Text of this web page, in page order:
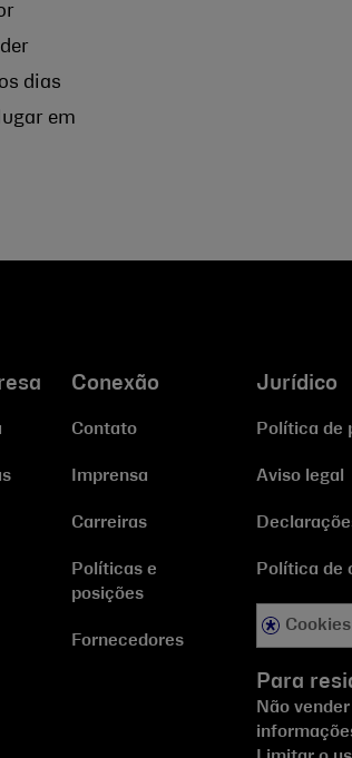
dias
em
Conexão
Contato
Imprensa
Carreiras
Políticas e
posições
Fornecedores
Jurídico
Política de
Aviso legal
Política de
Para
Não